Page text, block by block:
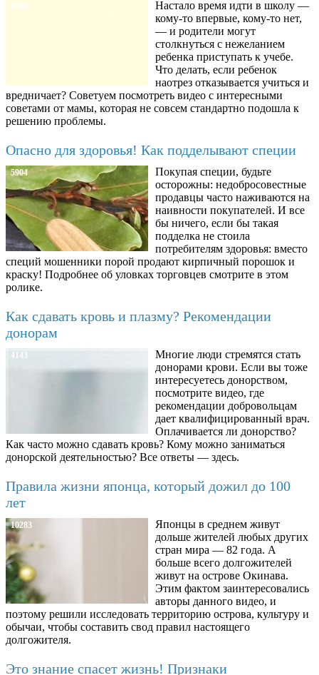
8780
Настало время идти в школу —
кому-то впервые, кому-то нет,
— и родители могут
столкнуться с нежеланием
ребенка приступать к учебе.
Что делать, если ребенок
наотрез отказывается учиться и
вредничает? Советуем посмотреть видео с интересными
советами от мамы, которая не совсем стандартно подошла к
решению проблемы.
Опасно для здоровья! Как подделывают специи
5904
Покупая специи, будьте
осторожны: недобросовестные
продавцы часто наживаются на
наивности покупателей. И все
бы ничего, если бы такая
подделка не стоила
потребителям здоровья: вместо
специй мошенники порой продают кирпичный порошок и
краску! Подробнее об уловках торговцев смотрите в этом
ролике.
Как сдавать кровь и плазму? Рекомендации
донорам
4143
Многие люди стремятся стать
донорами крови. Если вы тоже
интересуетесь донорством,
посмотрите видео, где
рекомендации добровольцам
дает квалифицированный врач.
Оплачивается ли донорство?
Как часто можно сдавать кровь? Кому можно заниматься
донорской деятельностью? Все ответы — здесь.
Правила жизни японца, который дожил до 100
лет
10283
Японцы в среднем живут
дольше жителей любых других
стран мира — 82 года. А
больше всего долгожителей
живут на острове Окинава.
Этим фактом заинтересовались
авторы данного видео, и
поэтому решили исследовать территорию острова, культуру и
обычаи, чтобы составить свод правил настоящего
долгожителя.
Это знание спасет жизнь! Признаки